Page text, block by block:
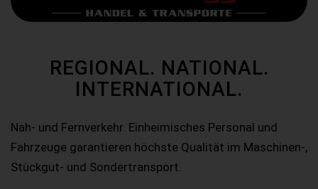
REGIONAL. NATIONAL.
INTERNATIONAL.
Nah- und Fernverkehr. Einheimisches Personal und
Fahrzeuge garantieren höchste Qualität im Maschinen-,
Stückgut- und Sondertransport.